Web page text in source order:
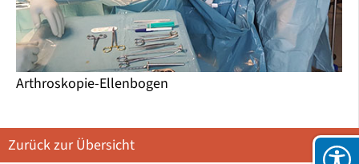
Arthroskopie-Ellenbogen
Zurück zur Übersicht